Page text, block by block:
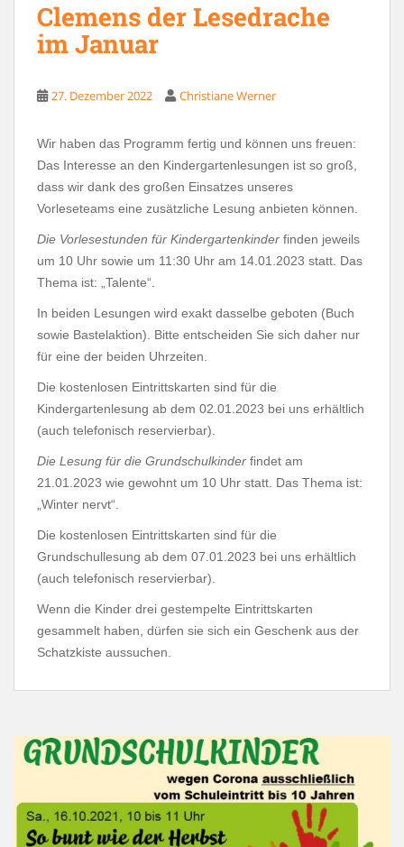
Clemens der Lesedrache
im Januar
27. Dezember 2022 Christiane Werner
Wir haben das Programm fertig und können uns freuen:
Das Interesse an den Kindergartenlesungen ist so groß,
dass wir dank des großen Einsatzes unseres
Vorleseteams eine zusätzliche Lesung anbieten können.
Die Vorlesestunden für Kindergartenkinder finden jeweils
um 10 Uhr sowie um 11:30 Uhr am 14.01.2023 statt. Das
Thema ist: „Talente“.
In beiden Lesungen wird exakt dasselbe geboten (Buch
sowie Bastelaktion). Bitte entscheiden Sie sich daher nur
für eine der beiden Uhrzeiten.
Die kostenlosen Eintrittskarten sind für die
Kindergartenlesung ab dem 02.01.2023 bei uns erhältlich
(auch telefonisch reservierbar).
Die Lesung für die Grundschulkinder findet am
21.01.2023 wie gewohnt um 10 Uhr statt. Das Thema ist:
„Winter nervt“.
Die kostenlosen Eintrittskarten sind für die
Grundschullesung ab dem 07.01.2023 bei uns erhältlich
(auch telefonisch reservierbar).
Wenn die Kinder drei gestempelte Eintrittskarten
gesammelt haben, dürfen sie sich ein Geschenk aus der
Schatzkiste aussuchen.